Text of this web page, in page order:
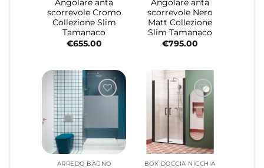
Angolare anta
scorrevole Cromo
Collezione Slim
Tamanaco
€655.00
Angolare anta
scorrevole Nero
Matt Collezione
Slim Tamanaco
€795.00
ARREDO BAGNO BOX DOCCIA NICCHIA